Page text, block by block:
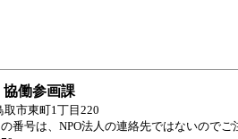
働参画課
市東町1丁目220
番号は、NPO法人の連絡先ではないのでご